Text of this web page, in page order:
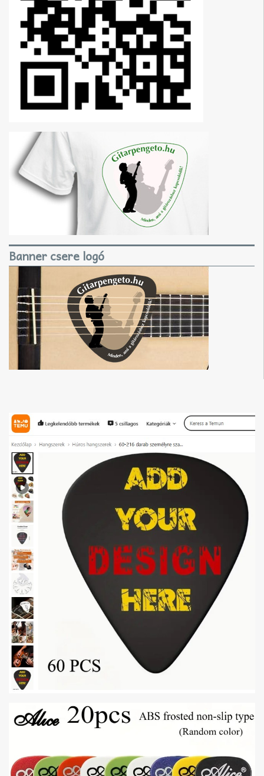
Banner csere logó